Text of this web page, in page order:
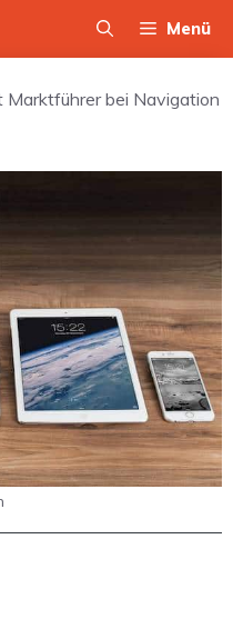
Menü
Marktführer bei Navigation